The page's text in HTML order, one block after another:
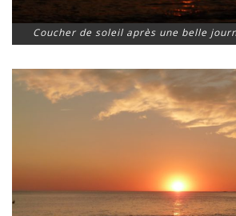
Coucher de soleil après une belle